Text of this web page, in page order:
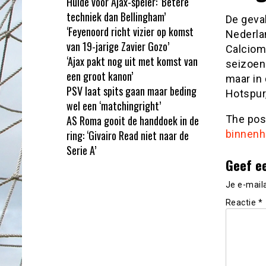
De
maar
The
Geef
Je e-
Reactie *
techniek dan Bellingham’
‘Feyenoord richt vizier op komst
van 19-jarige Zavier Gozo’
‘Ajax pakt nog uit met komst van
een groot kanon’
PSV laat spits gaan maar beding
wel een ‘matchingright’
AS Roma gooit de handdoek in de
ring: ‘Givairo Read niet naar de
Serie A’